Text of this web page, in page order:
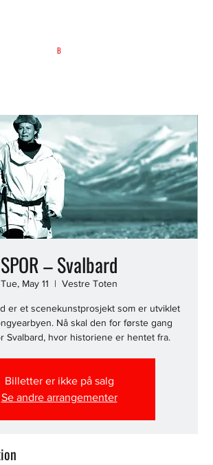
B
SPOR – Svalbard
Tue, May 11
  |
Vestre Toten
er et scenekunstprosjekt som er utviklet
Nå skal den for første gang
Svalbard, hvor historiene er hentet fra.
Billetter er ikke på salg
Se andre arrangementer